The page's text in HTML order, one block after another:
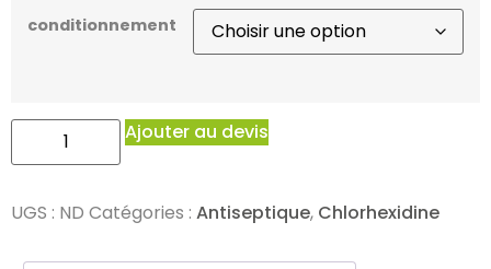
conditionnement
Ajouter au devis
UGS : ND Catégories : Antiseptique, Chlorhexidine